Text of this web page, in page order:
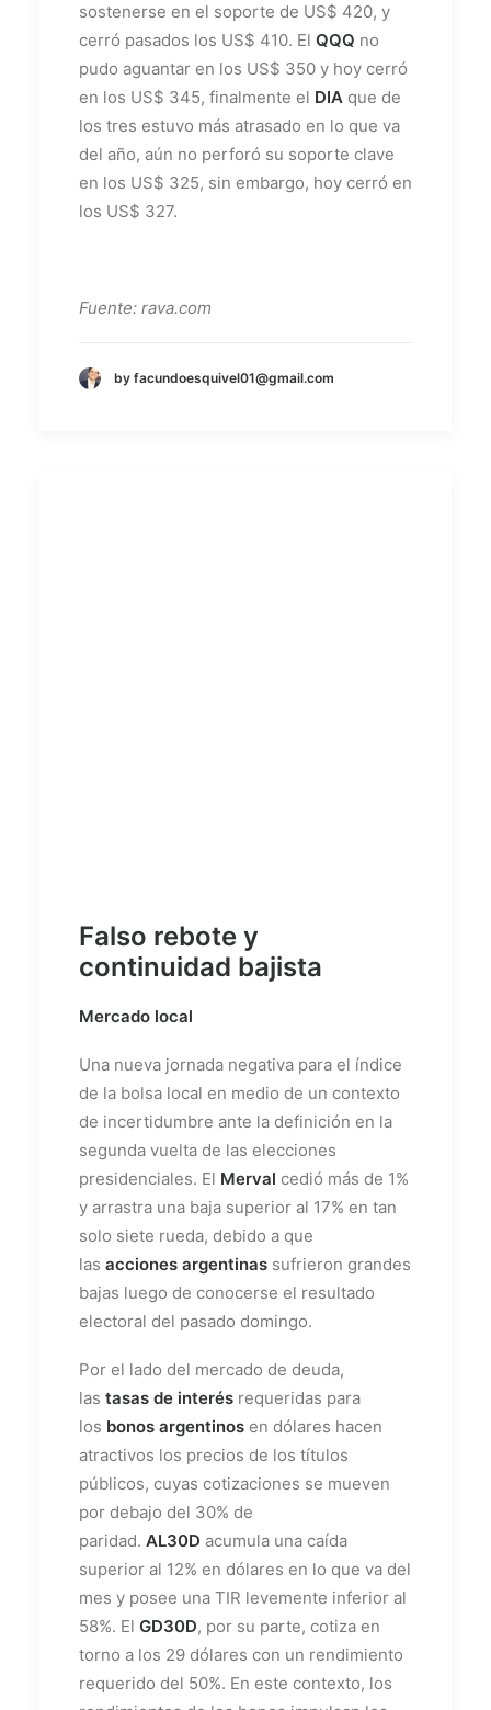
sostenerse en el soporte de US$ 420, y
cerró pasados los US$ 410. El QQQ no
pudo aguantar en los US$ 350 y hoy cerró
en los US$ 345, finalmente el DIA que de
los tres estuvo más atrasado en lo que va
del año, aún no perforó su soporte clave
en los US$ 325, sin embargo, hoy cerró en
los US$ 327.
Fuente: rava.com
by facundoesquivel01@gmail.com
Falso rebote y
continuidad bajista
Mercado local
Una nueva jornada negativa para el índice
de la bolsa local en medio de un contexto
de incertidumbre ante la definición en la
segunda vuelta de las elecciones
presidenciales. El Merval cedió más de 1%
y arrastra una baja superior al 17% en tan
solo siete rueda, debido a que
las acciones argentinas sufrieron grandes
bajas luego de conocerse el resultado
electoral del pasado domingo.
Por el lado del mercado de deuda,
las tasas de interés requeridas para
los bonos argentinos en dólares hacen
atractivos los precios de los títulos
públicos, cuyas cotizaciones se mueven
por debajo del 30% de
paridad. AL30D acumula una caída
superior al 12% en dólares en lo que va del
mes y posee una TIR levemente inferior al
58%. El GD30D, por su parte, cotiza en
torno a los 29 dólares con un rendimiento
requerido del 50%. En este contexto, los